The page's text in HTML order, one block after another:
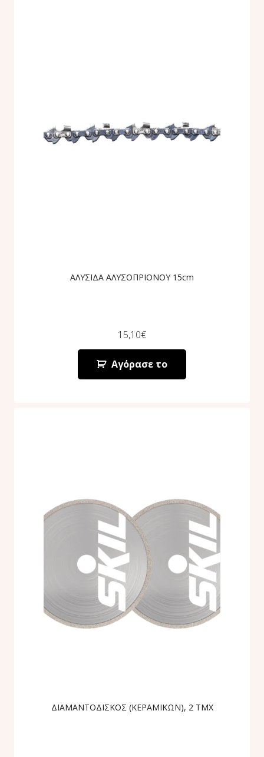
ΑΛΥΣΙΔΑ ΑΛΥΣΟΠΡΙΟΝΟΥ 15cm
15,10€
Αγόρασε το
ΔΙΑΜΑΝΤΟΔΙΣΚΟΣ (ΚΕΡΑΜΙΚΩΝ), 2 ΤΜΧ